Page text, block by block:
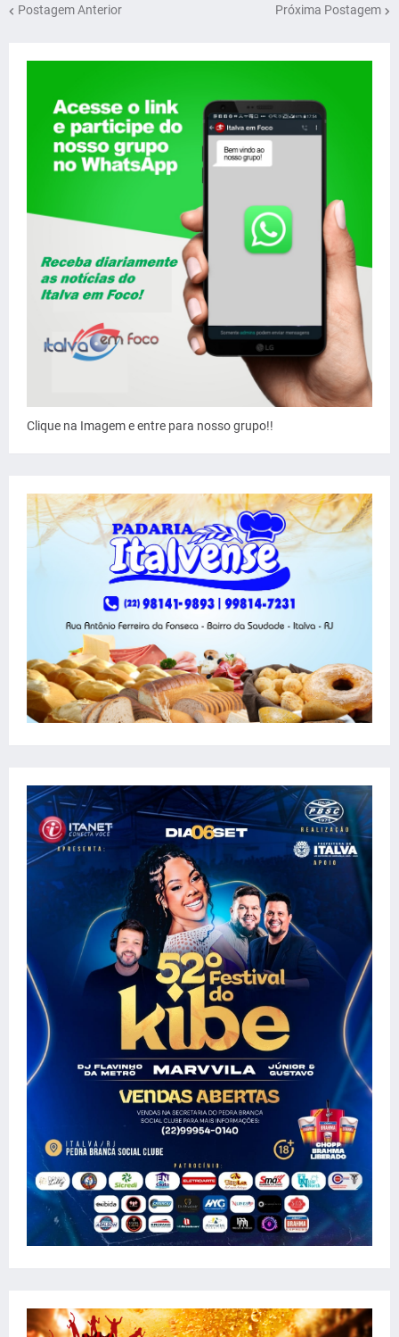
Postagem Anterior Próxima Postagem
Clique na Imagem e entre para nosso grupo!!